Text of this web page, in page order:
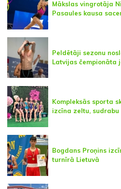
Mākslas vingrotāja
Pasaules kausa
Peldētāji sezonu
Latvijas čempionāta
Kompleksās sporta
izcīna zeltu, sudrabu
Bogdans Proņins
turnīrā Lietuvā